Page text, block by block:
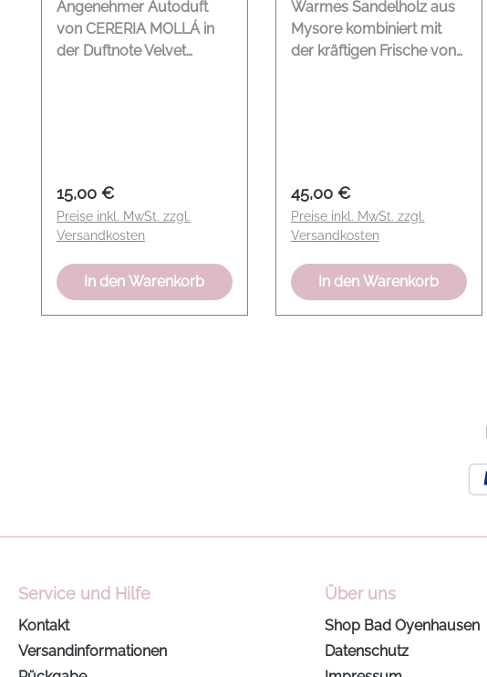
Angenehmer Autoduft
von CERERIA MOLLÁ in
der Duftnote Velvet
werden. Explosive
Kombination aus
würzigen und
bei der sich Gewürze mit
Lavendel zu einer
extremen und
Regulärer Preis:
15,00 €
Preise inkl. MwSt. zzgl.
Versandkosten
In den Warenkorb
Warmes Sandelholz aus
Mysore kombiniert mit
der kräftigen Frische von
Duftnote: Bergamotto di
Calabria Inhalt: 250ml
Herkunftsland: Spanien
Regulärer Preis:
45,00 €
Preise inkl. MwSt. zzgl.
Versandkosten
In den Warenkorb
Service und Hilfe
Kontakt
Versandinformationen
Über uns
Shop Bad Oyenhausen
Datenschutz